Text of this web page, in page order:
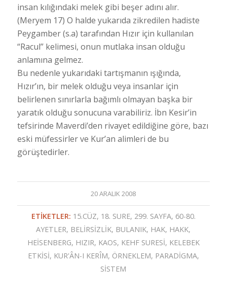
insan kılığındaki melek gibi beşer adını alır.
(Meryem 17) O halde yukarıda zikredilen hadiste
Peygamber (s.a) tarafından Hızır için kullanılan
“Racul” kelimesi, onun mutlaka insan olduğu
anlamına gelmez.
Bu nedenle yukarıdaki tartışmanın ışığında,
Hızır’ın, bir melek olduğu veya insanlar için
belirlenen sınırlarla bağımlı olmayan başka bir
yaratık olduğu sonucuna varabiliriz. İbn Kesir’in
tefsirinde Maverdi’den rivayet edildiğine göre, bazı
eski müfessirler ve Kur’an alimleri de bu
görüştedirler.
20 ARALIK 2008
ETIKETLER: 15.CÜZ, 18. SURE, 299. SAYFA, 60-80.
AYETLER, BELIRSIZLIK, BULANIK, HAK, HAKK,
HEISENBERG, HIZIR, KAOS, KEHF SURESI, KELEBEK
ETKISI, KUR'ÂN-I KERÎM, ÖRNEKLEM, PARADIGMA,
SISTEM